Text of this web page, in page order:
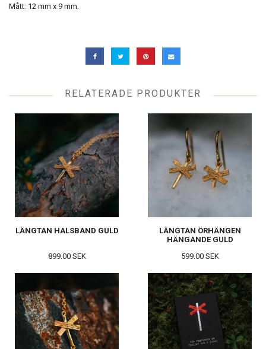
Mått: 12 mm x 9 mm.
RELATERADE PRODUKTER
LÄNGTAN HALSBAND GULD
899.00 SEK
LÄNGTAN ÖRHÄNGEN
HÄNGANDE GULD
599.00 SEK